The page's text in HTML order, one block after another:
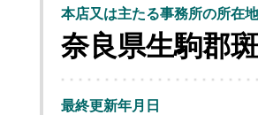
本店又は主たる事務所の所在地
奈良県生駒郡
最終更新年月日